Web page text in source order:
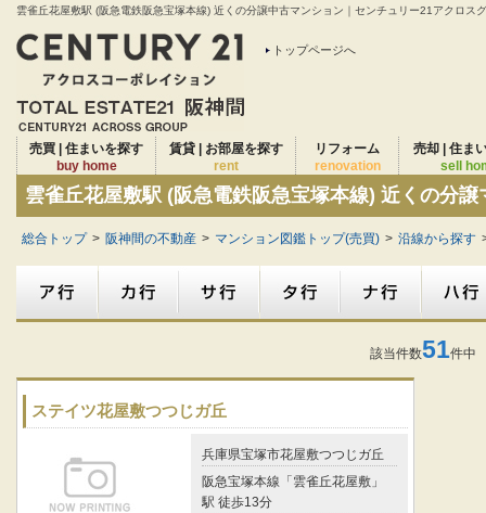
雲雀丘花屋敷駅 (阪急電鉄阪急宝塚本線) 近くの分譲中古マンション｜センチュリー21アクロス
トップページへ
売買 | 住まいを探す
buy home
賃貸 | お部屋を探す
rent
リフォーム
renovation
売却 | 住ま
sell
雲雀丘花屋敷駅 (阪急電鉄阪急宝塚本線) 近くの分
総合トップ > 阪神間の不動産 > マンション図鑑トップ(売買) > 沿線から探す
該当件数51件中
ステイツ花屋敷つつじガ丘
兵庫県宝塚市花屋敷つつじガ丘
阪急宝塚本線「雲雀丘花屋敷」
駅 徒歩13分